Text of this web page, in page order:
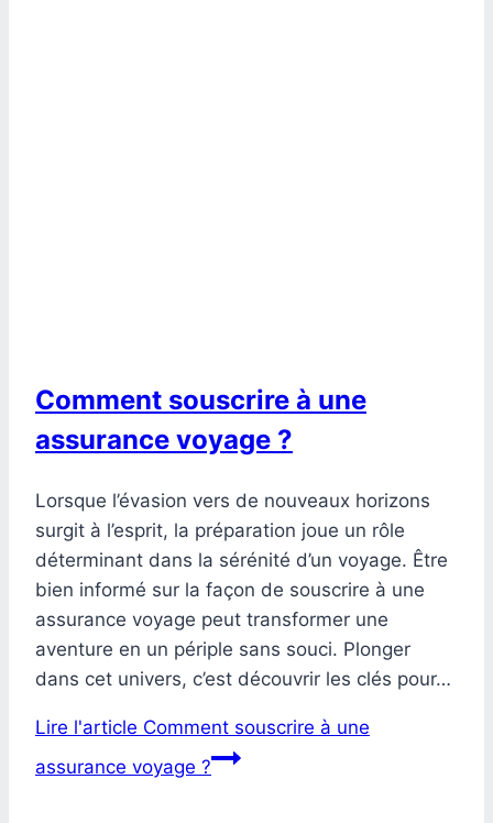
Comment souscrire à une
assurance voyage ?
Lorsque l’évasion vers de nouveaux horizons
surgit à l’esprit, la préparation joue un rôle
déterminant dans la sérénité d’un voyage. Être
bien informé sur la façon de souscrire à une
assurance voyage peut transformer une
aventure en un périple sans souci. Plonger
dans cet univers, c’est découvrir les clés pour…
Lire l'article Comment souscrire à une
assurance voyage ?